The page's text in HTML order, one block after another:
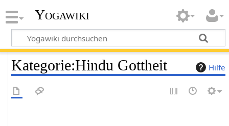
Yogawiki
Hilfe
Kategorie:Hindu Gottheit